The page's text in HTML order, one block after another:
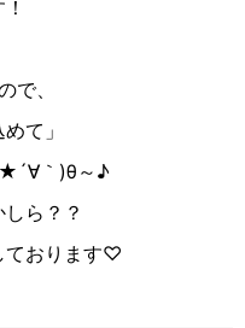
で、
て」
｀)θ～♪
ら？？
ております♡